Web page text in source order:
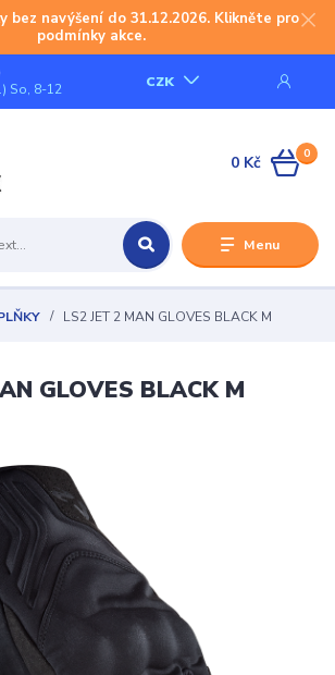
bez navýšení do 31.12.2026. Klikněte pro
podmínky akce.
Menu
CZK
So, 8-12
0
0 Kč
LS2 JET 2 MAN GLOVES BLACK M
GLOVES BLACK M